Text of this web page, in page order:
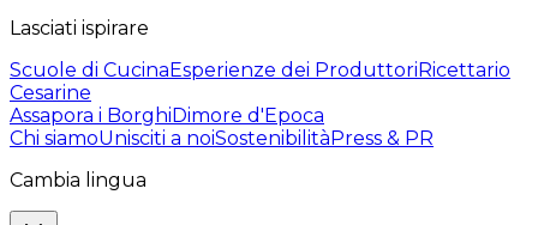
Lasciati ispirare
Scuole di CucinaEsperienze dei ProduttoriRicettario
Cesarine
Assapora i BorghiDimore d'Epoca
Chi siamoUnisciti a noiSostenibilitàPress & PR
Cambia lingua